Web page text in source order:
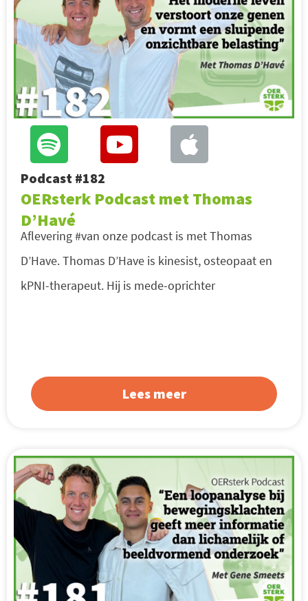
Podcast #182
OERsterk Podcast met Thomas
D’Havé
Aflevering #van onze podcast is met Thomas
D’Have. Thomas D’Have is kinesist, osteopaat en
kPNI-therapeut. Hij is mede-oprichter
Lees meer